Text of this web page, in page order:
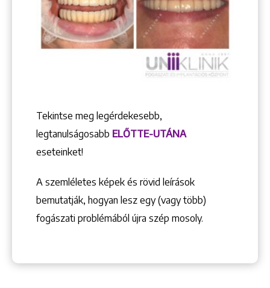
+36 1 222 7250
+36 1 222 9150
Keresés
Tekintse meg legérdekesebb,
legtanulságosabb ELŐTTE-UTÁNA
eseteinket!
A szemléletes képek és rövid leírások
bemutatják, hogyan lesz egy (vagy több)
fogászati problémából újra szép mosoly.